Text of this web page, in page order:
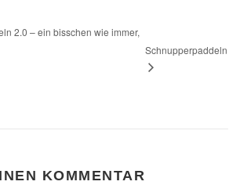
2.0 – ein bisschen wie immer,
Schnupperpaddeln
KOMMENTAR